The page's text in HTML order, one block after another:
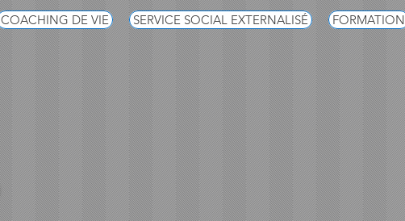
COACHING DE VIE SERVICE SOCIAL EXTERNALISÉ FORMATION